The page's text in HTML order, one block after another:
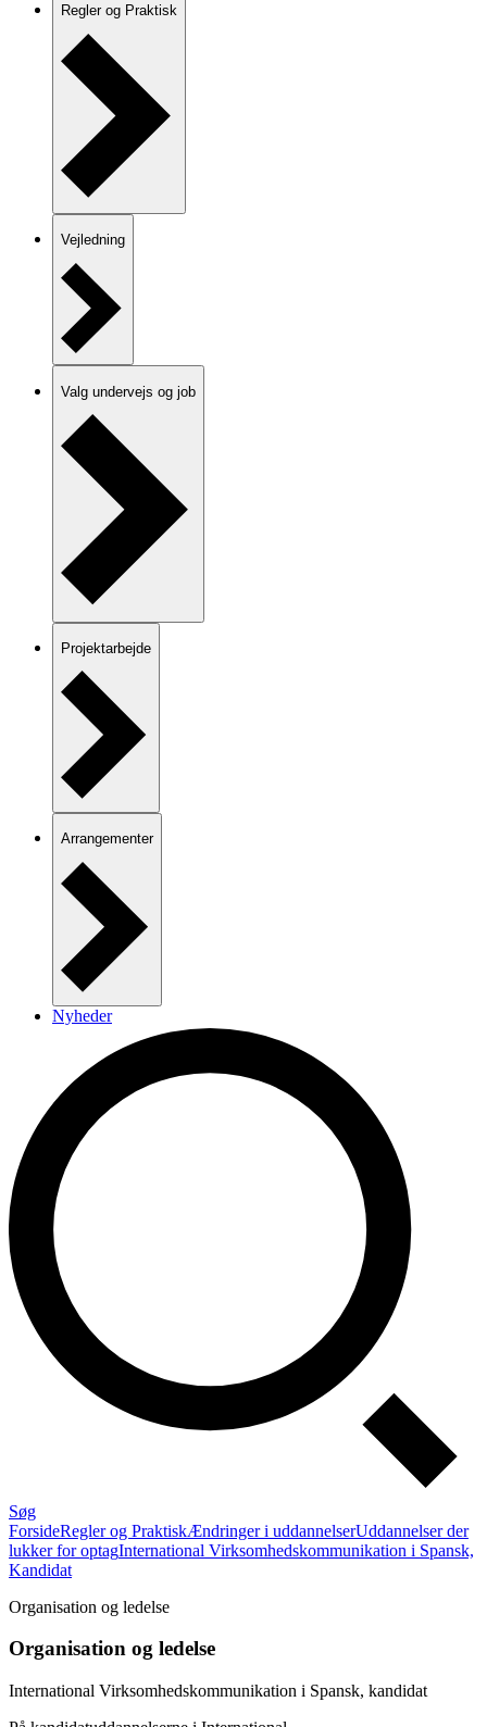
Regler og Praktisk
Vejledning
Valg undervejs og job
Projektarbejde
Arrangementer
Nyheder
Søg
ForsideRegler og PraktiskÆndringer i uddannelserUddannelser der
lukker for optagInternational Virksomhedskommunika­tion i Spansk,
Kandidat
Organisation og ledelse
Organisation og ledelse
International Virksomhedskommunika­tion i Spansk, kandidat